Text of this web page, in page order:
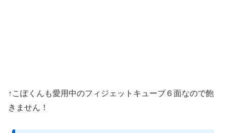
↑こぽくんも愛用中のフィジェットキューブ６面なので飽
きません！